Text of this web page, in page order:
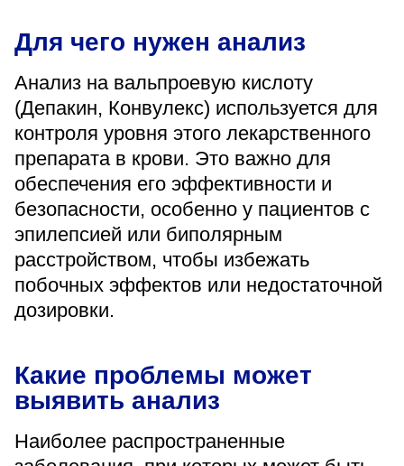
+7 (4742) 55-55-43
Санаторий-профилакторий
«Парус»
Адрес
399000, г. Липецк, Плехановское лесничество,
Ленинский лесхоз, квартал 67
Понедельник — четверг
08:00–16:45
перерыв 12:00–12:30
Пятница
08:00–15:45
перерыв 12:00–12:30
Для чего нужен анализ
Анализ на вальпроевую кислоту
(Депакин, Конвулекс) используется для
контроля уровня этого лекарственного
препарата в крови. Это важно для
обеспечения его эффективности и
безопасности, особенно у пациентов с
эпилепсией или биполярным
расстройством, чтобы избежать
побочных эффектов или недостаточной
дозировки.
Какие проблемы может
выявить анализ
Наиболее распространенные